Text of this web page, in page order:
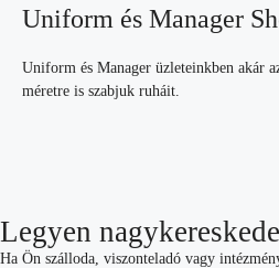
Uniform és Manager
Uniform és Manager üzleteinkben akár
méretre is szabjuk ruháit.
Legyen
Ha Ön szálloda, viszonteladó vagy